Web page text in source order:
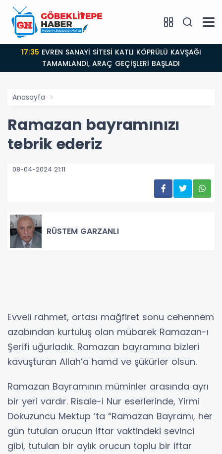
17:35
TAMAMLANDI, ARAÇ GEÇİŞLERİ BAŞLADI
Anasayfa
Ramazan bayramınızı
tebrik ederiz
08-04-2024 21:11
RÜSTEM GARZANLI
Evveli rahmet, ortası mağfiret sonu cehennem
azabından kurtuluş olan mübarek Ramazan-ı
Şerifi uğurladık. Ramazan bayramına bizleri
kavuşturan Allah’a hamd ve şükürler olsun.
Ramazan Bayramının müminler arasında ayrı
bir yeri vardır. Risale-i Nur eserlerinde, Yirmi
Dokuzuncu Mektup ’ta “Ramazan Bayramı, her
gün tutulan orucun iftar vaktindeki sevinci
gibi, tutulan bir aylık orucun toplu bir iftar